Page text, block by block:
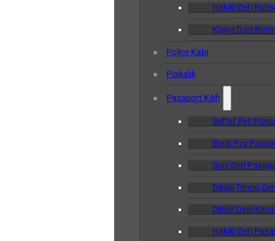
Hakiki Deri
Kişiye Özel
Poliçe Kabı
Plakalık
Pasaport Kılıfı
Şeffaf Pvc
Biala Pvc
Suni Deri
Dikişli Termo
Dikişli Oval
Hakiki Deri